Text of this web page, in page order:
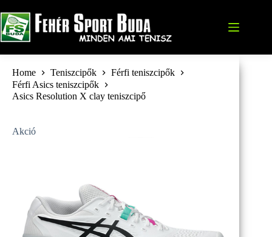
to
content
Home Teniszcipők
Férfi teniszcipők
Férfi Asics teniszcipők
Asics Resolution X clay teniszcipő
Akció